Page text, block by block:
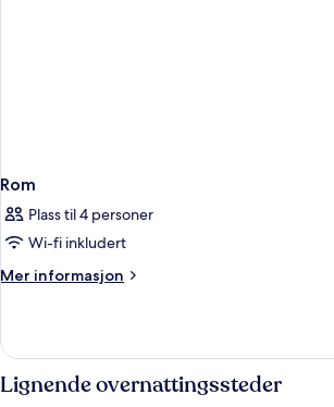
Rom
Plass til 4 personer
Wi-fi inkludert
Mer informasjon
Mer
Lignende overnattingssteder